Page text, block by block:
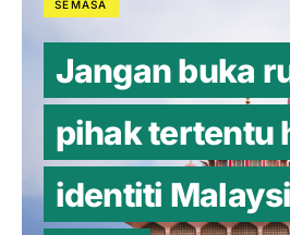
SEMASA
Jangan buka
pihak tertentu
identiti